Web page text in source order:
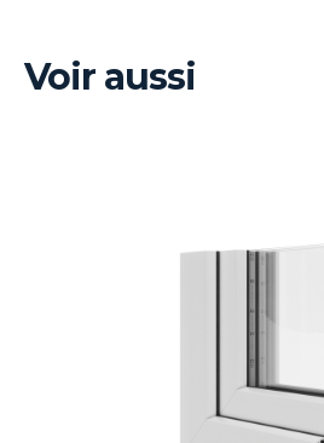
Voir aussi